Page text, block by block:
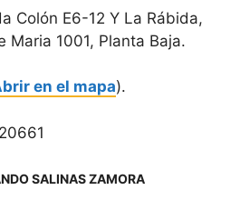
Colón E6-12 Y La Rábida,
Maria 1001, Planta Baja.
en el mapa).
SALINAS ZAMORA